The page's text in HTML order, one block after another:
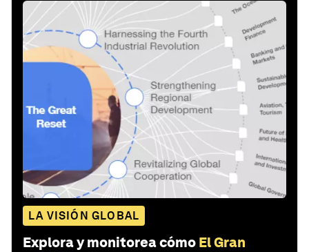
LA VISIÓN GLOBAL
Explora y monitorea cómo El Gran